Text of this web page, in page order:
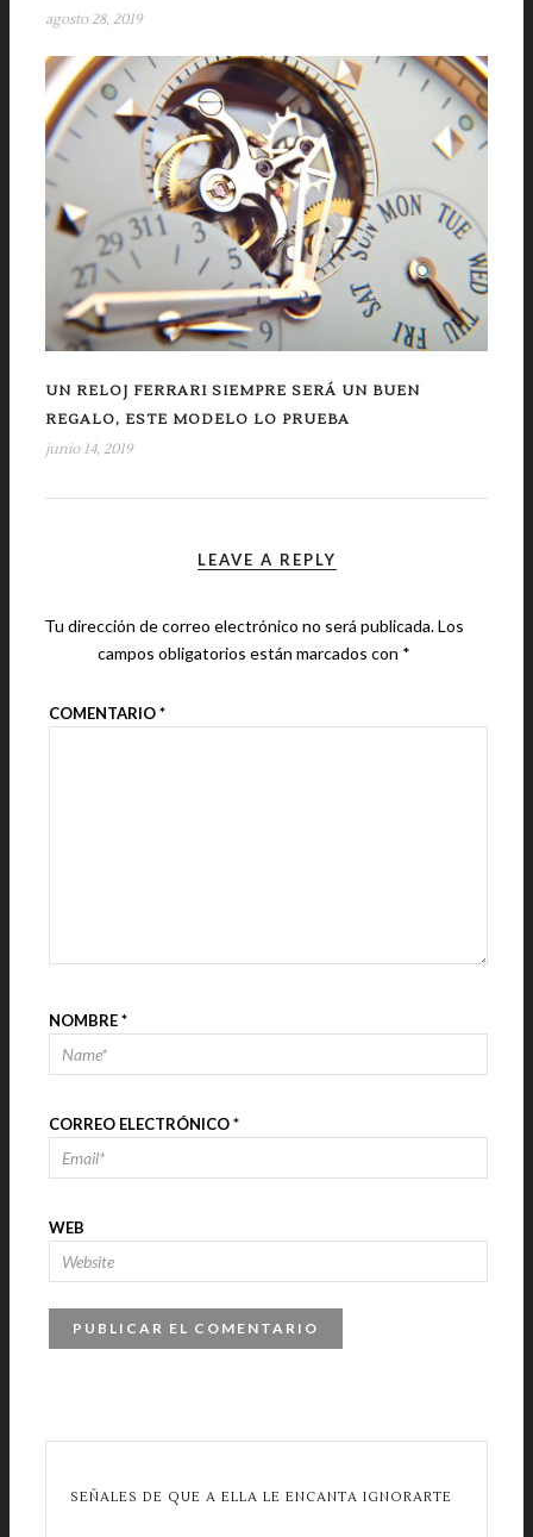
agosto 28, 2019
UN RELOJ FERRARI SIEMPRE SERÁ UN BUEN
REGALO, ESTE MODELO LO PRUEBA
junio 14, 2019
LEAVE A REPLY
Tu dirección de correo electrónico no será publicada.Los
campos obligatorios están marcados con *
COMENTARIO*
NOMBRE*
CORREO ELECTRÓNICO*
WEB
SEÑALES DE QUE A ELLA LE ENCANTA IGNORARTE